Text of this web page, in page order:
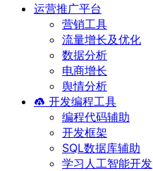
运营推广平台
营销工具
流量增长及优化
数据分析
电商增长
舆情分析
开发编程工具
编程代码辅助
开发框架
SQL数据库辅助
学习人工智能开发